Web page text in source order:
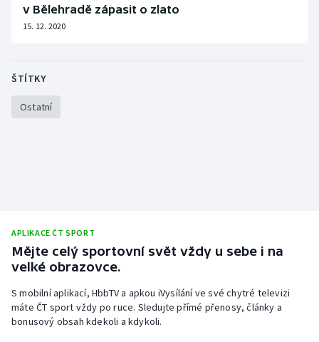
Short track
Stolní tenis
Triatlon
Ostatní
v Bělehradě zápasit o zlato
15. 12. 2020
ŠTÍTKY
Ostatní
APLIKACE ČT SPORT
Mějte celý sportovní svět vždy u sebe i na
velké obrazovce.
S mobilní aplikací, HbbTV a apkou iVysílání ve své chytré televizi
máte ČT sport vždy po ruce. Sledujte přímé přenosy, články a
bonusový obsah kdekoli a kdykoli.